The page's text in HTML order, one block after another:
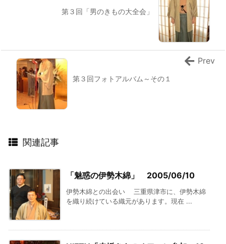
第３回「男のきもの大全会」
第３回フォトアルバム～その１
Prev
関連記事
「魅惑の伊勢木綿」 2005/06/10
伊勢木綿との出会い 三重県津市に、伊勢木綿
を織り続けている織元があります。現在 ...